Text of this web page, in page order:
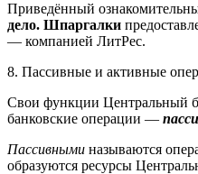
Приведённый
дело. Шпаргалки
— компанией ЛитРес.
8. Пассивные и активные
Свои функции Центральный
банковские операции —
Пассивными называются
образуются ресурсы